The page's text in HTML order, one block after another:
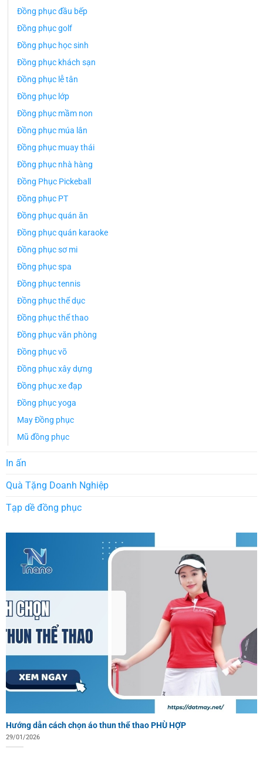
Đồng phục đầu bếp
Đồng phục golf
Đồng phục học sinh
Đồng phục khách sạn
Đồng phục lễ tân
Đồng phục lớp
Đồng phục mầm non
Đồng phục múa lân
Đồng phục muay thái
Đồng phục nhà hàng
Đồng Phục Pickeball
Đồng phục PT
Đồng phục quán ăn
Đồng phục quán karaoke
Đồng phục sơ mi
Đồng phục spa
Đồng phục tennis
Đồng phục thể dục
Đồng phục thể thao
Đồng phục văn phòng
Đồng phục võ
Đồng phục xây dựng
Đồng phục xe đạp
Đồng phục yoga
May Đồng phục
Mũ đồng phục
In ấn
Quà Tặng Doanh Nghiệp
Tạp dề đồng phục
Hướng dẫn cách chọn áo thun thể thao PHÙ HỢP
29/01/2026